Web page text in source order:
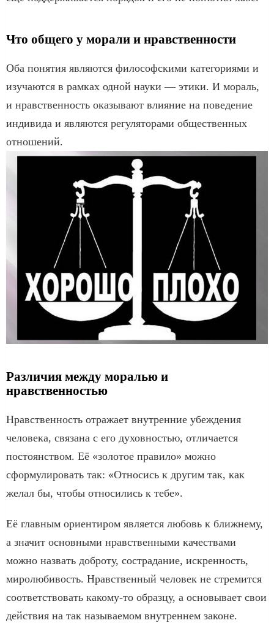
Что общего у морали и нравственности
Оба понятия являются философскими категориями и
изучаются в рамках одной науки — этики. И мораль,
и нравственность оказывают влияние на поведение
индивида и являются регуляторами общественных
отношений.
Различия между моралью и
нравственностью
Нравственность отражает внутренние убеждения
человека, связана с его духовностью, отличается
постоянством. Её «золотое правило» можно
сформулировать так: «Относись к другим так, как
желал бы, чтобы относились к тебе».
Её главным ориентиром является любовь к ближнему,
а значит основными нравственными качествами
можно назвать доброту, сострадание, искренность,
миролюбивость. Нравственный человек не стремится
соответствовать какому-то образцу, а основывает свои
действия на так называемом внутреннем законе.